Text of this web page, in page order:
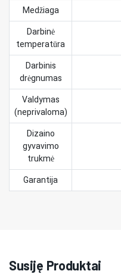
Medžiaga
Darbinė
temperatūra
Darbinis
drėgnumas
Valdymas
(neprivaloma)
Dizaino
gyvavimo
trukmė
Garantija
Susiję Produktai